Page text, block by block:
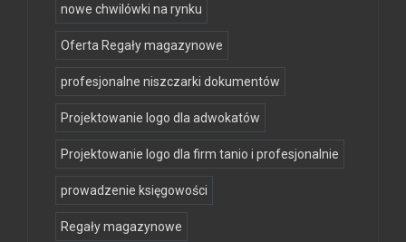
nowe chwilówki na rynku
Oferta Regały magazynowe
profesjonalne niszczarki dokumentów
Projektowanie logo dla adwokatów
Projektowanie logo dla firm tanio i profesjonalnie
prowadzenie księgowości
Regały magazynowe